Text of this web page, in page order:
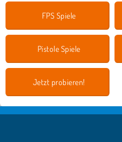
FPS Spiele
Pistole Spiele
Jetzt probieren!